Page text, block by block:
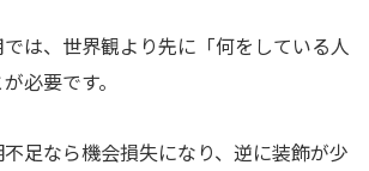
は、世界観より先に「何をしている人
必要です。
足なら機会損失になり、逆に装飾が少